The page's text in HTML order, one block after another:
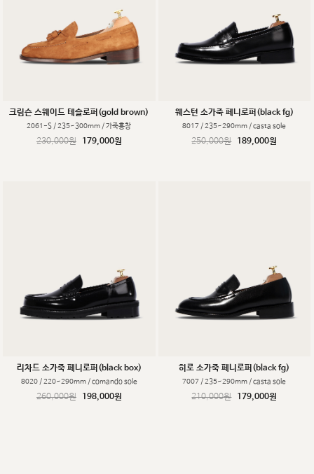
크림슨 스웨이드 테슬로퍼(gold brown)
2061-S / 235~300mm / 가죽홍창
230,000원 179,000원
웨스턴 소가죽 페니로퍼(black fg)
8017 / 235~290mm / casta sole
250,000원 189,000원
리차드 소가죽 페니로퍼(black box)
8020 / 220~290mm / comando sole
260,000원 198,000원
히로 소가죽 페니로퍼(black fg)
7007 / 235~290mm / casta sole
210,000원 179,000원